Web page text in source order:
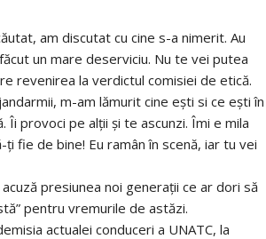
am discutat cu cine s-a nimerit. Au
un mare deserviciu. Nu te vei putea
revenirea la verdictul comisiei de etică.
m-am lămurit cine ești si ce ești în
Îi provoci pe alții și te ascunzi. Îmi e mila
fie de bine! Eu ramân în scenă, iar tu vei
presiunea noi generații ce ar dori să
pentru vremurile de astăzi.
actualei conduceri a UNATC, la